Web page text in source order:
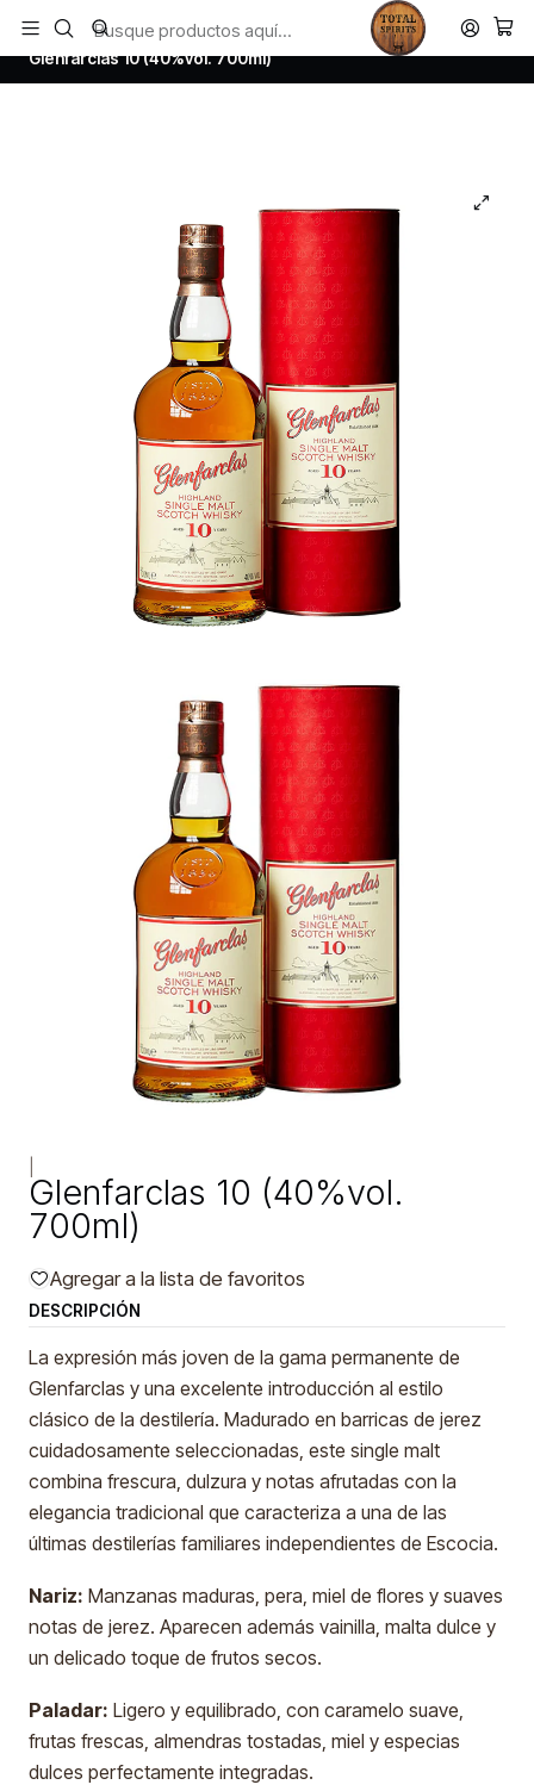
Todos los productos estan en stock. Despachamos a todo Chile.
Inicio Whisky
Scotch Whisky Speyside
Glenfarclas 10 (40%vol. 700ml)
Glenfarclas 10 (40%vol.
700ml)
Agregar a la lista de favoritos
DESCRIPCIÓN
La expresión más joven de la gama permanente de
Glenfarclas y una excelente introducción al estilo
clásico de la destilería. Madurado en barricas de jerez
cuidadosamente seleccionadas, este single malt
combina frescura, dulzura y notas afrutadas con la
elegancia tradicional que caracteriza a una de las
últimas destilerías familiares independientes de Escocia.
Nariz: Manzanas maduras, pera, miel de flores y suaves
notas de jerez. Aparecen además vainilla, malta dulce y
un delicado toque de frutos secos.
Paladar: Ligero y equilibrado, con caramelo suave,
frutas frescas, almendras tostadas, miel y especias
dulces perfectamente integradas.